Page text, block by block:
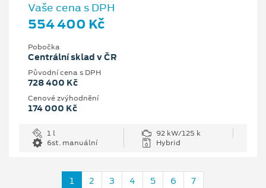
Vaše cena s DPH
554 400 Kč
Pobočka
Centrální sklad v ČR
Původní cena s DPH
728 400 Kč
Cenové zvýhodnění
174 000 Kč
1 l
92 kW/125 k
6st. manuální
Hybrid
1 2 3 4 5 6 7